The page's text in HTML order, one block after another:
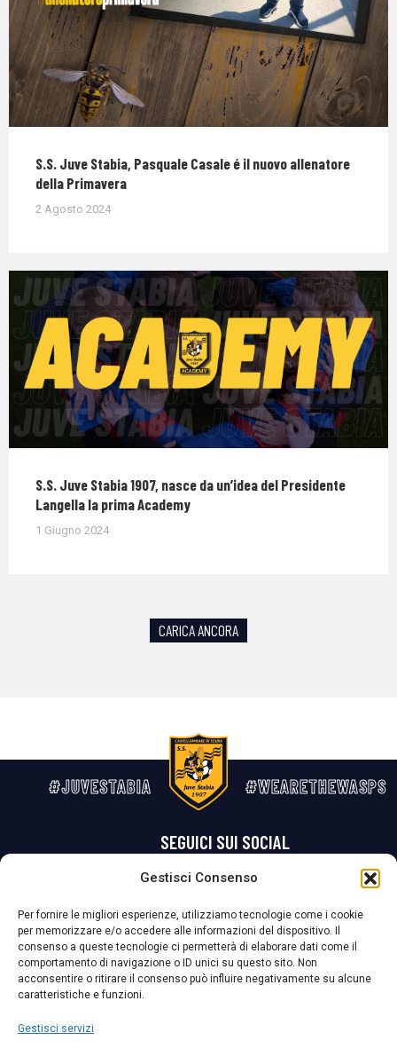
Gestisci Consenso
Per fornire le migliori esperienze, utilizziamo tecnologie come i cookie
per memorizzare e/o accedere alle informazioni del dispositivo. Il
consenso a queste tecnologie ci permetterà di elaborare dati come il
comportamento di navigazione o ID unici su questo sito. Non
acconsentire o ritirare il consenso può influire negativamente su alcune
caratteristiche e funzioni.
Gestisci servizi
S.S. Juve Stabia, Pasquale Casale é il nuovo allenatore
della Primavera
2 Agosto 2024
S.S. Juve Stabia 1907, nasce da un’idea del Presidente
Langella la prima Academy
1 Giugno 2024
CARICA ANCORA
#JUVESTABIA #WEARETHEWASPS
SEGUICI SUI SOCIAL
La Società ha nominato il Responsabile della Protezione dei Dati Personali (DPO), figura specializzata che vigila sulle modalità adottate dalla
nostra Società per tutelare i Suoi dati personali.